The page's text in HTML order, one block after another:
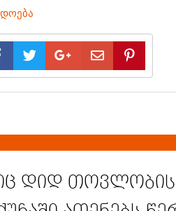
დიდ თოვლობის